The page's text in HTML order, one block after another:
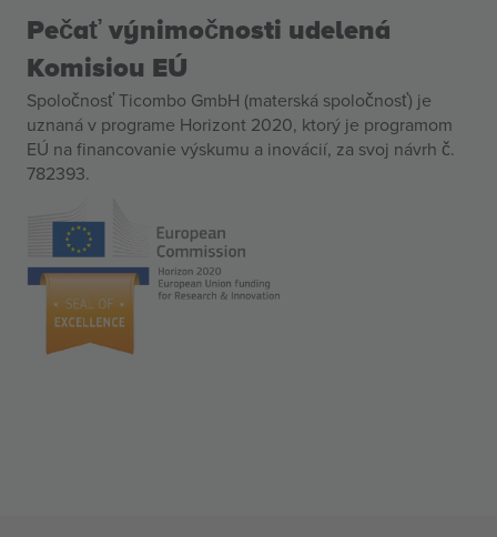
Pečať výnimočnosti udelená
Komisiou EÚ
Spoločnosť Ticombo GmbH (materská spoločnosť) je
uznaná v programe Horizont 2020, ktorý je programom
EÚ na financovanie výskumu a inovácií, za svoj návrh č.
782393.